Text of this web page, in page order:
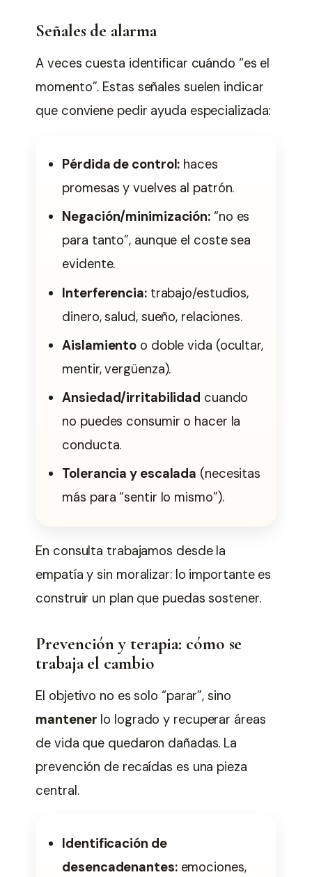
Señales de alarma
A veces cuesta identificar cuándo “es el
momento”. Estas señales suelen indicar
que conviene pedir ayuda especializada:
Pérdida de control: haces
promesas y vuelves al patrón.
Negación/minimización: “no es
para tanto”, aunque el coste sea
evidente.
Interferencia:trabajo/estudios,
dinero, salud, sueño, relaciones.
Aislamiento o doble vida (ocultar,
mentir, vergüenza).
Ansiedad/irritabilidad cuando
no puedes consumir o hacer la
conducta.
Tolerancia y escalada (necesitas
más para “sentir lo mismo”).
En consulta trabajamos desde la
empatía y sin moralizar: lo importante es
construir un plan que puedas sostener.
Prevención y terapia: cómo se
trabaja el cambio
El objetivo no es solo “parar”, sino
mantener lo logrado y recuperar áreas
de vida que quedaron dañadas. La
prevención de recaídas es una pieza
central.
Identificación de
desencadenantes:emociones,